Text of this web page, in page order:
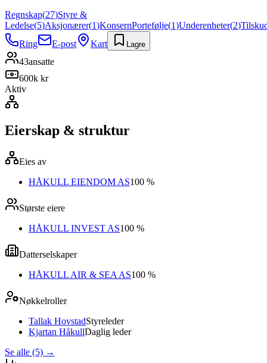
Regnskap(27)Styre &
Ledelse(5)Aksjonærer(1)KonsernPortefølje(1)Underenheter(2)
Ring
E-post Kart Lagre
43ansatte
600k kr
Aktiv
Eierskap & struktur
Eies av
HÅKULL EIENDOM AS100 %
Største eiere
HÅKULL INVEST AS100 %
Datterselskaper
HÅKULL AIR & SEA AS100 %
Nøkkelroller
Tallak HovstadStyreleder
Kjartan HåkullDaglig leder
Se alle (5) →